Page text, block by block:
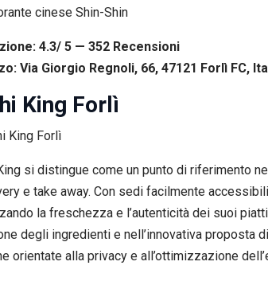
4.3/ 5 — 352 Recensioni
Via Giorgio Regnoli, 66, 47121 Forlì FC,
King Forlì
si distingue come un punto di riferimento
e take away. Con sedi facilmente
la freschezza e l’autenticità dei suoi
degli ingredienti e nell’innovativa proposta
orientate alla privacy e all’ottimizzazione